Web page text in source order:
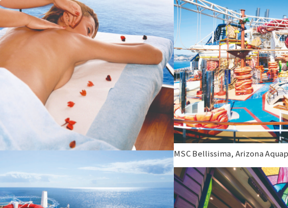
MSC Bellissima, Arizona